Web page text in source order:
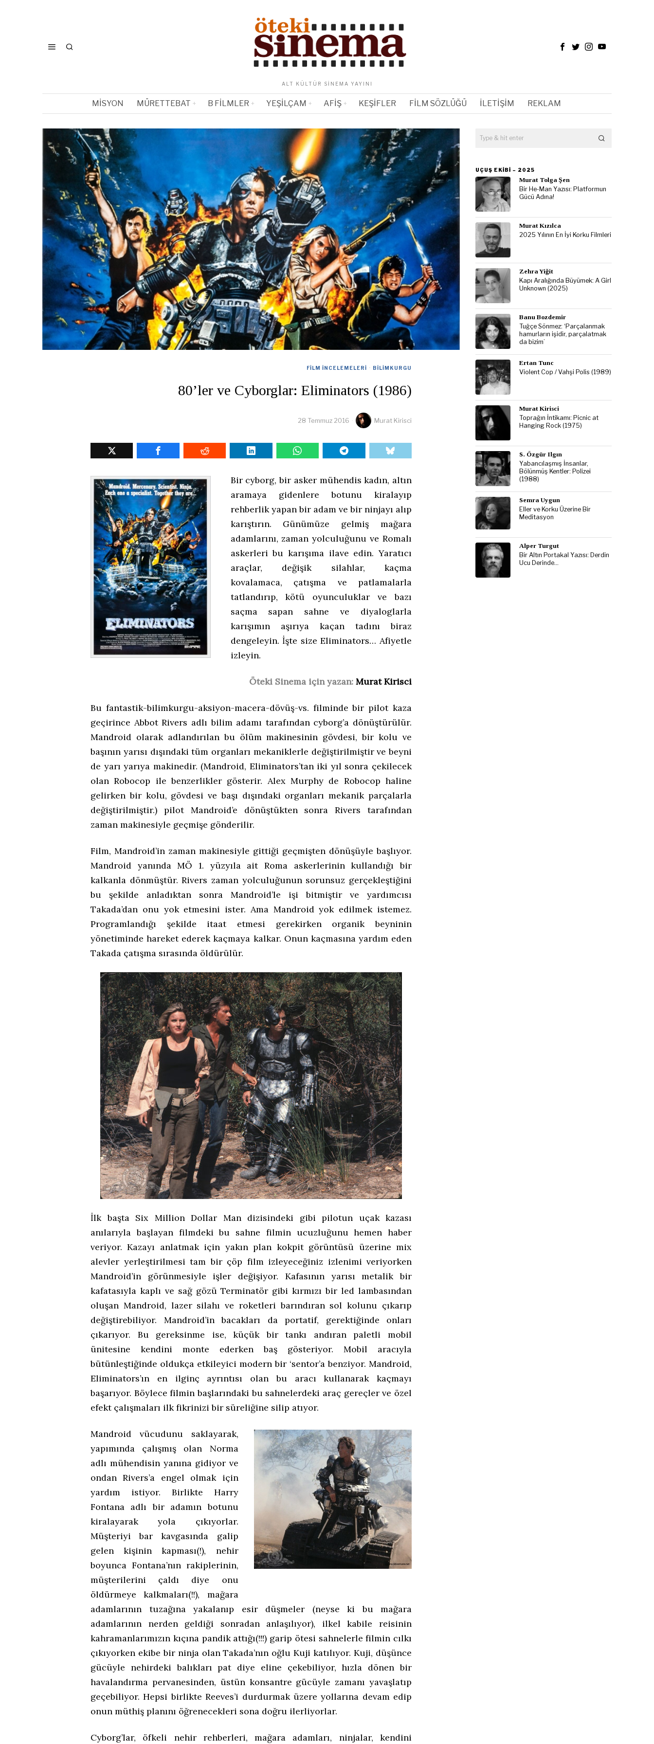
ALT KÜLTÜR SINEMA YAYINI
MISYON MÜRETTEBAT B FILMLER YEŞILÇAM AFIŞ KEŞIFLER FILM SÖZLÜĞÜ İLETIŞIM REKLAM
FILM İNCELEMELERI · BILIMKURGU
80’ler ve Cyborglar: Eliminators (1986)
28 Temmuz 2016 Murat Kirisci
Bir cyborg, bir asker mühendis kadın, altın
aramaya gidenlere botunu kiralayıp
rehberlik yapan bir adam ve bir ninjayı alıp
karıştırın. Günümüze gelmiş mağara
adamlarını, zaman yolculuğunu ve Romalı
askerleri bu karışıma ilave edin. Yaratıcı
araçlar, değişik silahlar, kaçma
kovalamaca, çatışma ve patlamalarla
tatlandırıp, kötü oyunculuklar ve bazı
saçma sapan sahne ve diyaloglarla
karışımın aşırıya kaçan tadını biraz
dengeleyin. İşte size Eliminators… Afiyetle
izleyin.
Öteki Sinema için yazan: Murat Kirisci
Bu fantastik-bilimkurgu-aksiyon-macera-dövüş-vs. filminde bir pilot kaza
geçirince Abbot Rivers adlı bilim adamı tarafından cyborg’a dönüştürülür.
Mandroid olarak adlandırılan bu ölüm makinesinin gövdesi, bir kolu ve
başının yarısı dışındaki tüm organları mekaniklerle değiştirilmiştir ve beyni
de yarı yarıya makinedir. (Mandroid, Eliminators’tan iki yıl sonra çekilecek
olan Robocop ile benzerlikler gösterir. Alex Murphy de Robocop haline
gelirken bir kolu, gövdesi ve başı dışındaki organları mekanik parçalarla
değiştirilmiştir.) pilot Mandroid’e dönüştükten sonra Rivers tarafından
zaman makinesiyle geçmişe gönderilir.
Film, Mandroid’in zaman makinesiyle gittiği geçmişten dönüşüyle başlıyor.
Mandroid yanında MÖ 1. yüzyıla ait Roma askerlerinin kullandığı bir
kalkanla dönmüştür. Rivers zaman yolculuğunun sorunsuz gerçekleştiğini
bu şekilde anladıktan sonra Mandroid’le işi bitmiştir ve yardımcısı
Takada’dan onu yok etmesini ister. Ama Mandroid yok edilmek istemez.
Programlandığı şekilde itaat etmesi gerekirken organik beyninin
yönetiminde hareket ederek kaçmaya kalkar. Onun kaçmasına yardım eden
Takada çatışma sırasında öldürülür.
İlk başta Six Million Dollar Man dizisindeki gibi pilotun uçak kazası
anılarıyla başlayan filmdeki bu sahne filmin ucuzluğunu hemen haber
veriyor. Kazayı anlatmak için yakın plan kokpit görüntüsü üzerine mix
alevler yerleştirilmesi tam bir çöp film izleyeceğiniz izlenimi veriyorken
Mandroid’in görünmesiyle işler değişiyor. Kafasının yarısı metalik bir
kafatasıyla kaplı ve sağ gözü Terminatör gibi kırmızı bir led lambasından
oluşan Mandroid, lazer silahı ve roketleri barındıran sol kolunu çıkarıp
değiştirebiliyor. Mandroid’in bacakları da portatif, gerektiğinde onları
çıkarıyor. Bu gereksinme ise, küçük bir tankı andıran paletli mobil
ünitesine kendini monte ederken baş gösteriyor. Mobil aracıyla
bütünleştiğinde oldukça etkileyici modern bir ‘sentor’a benziyor. Mandroid,
Eliminators’ın en ilginç ayrıntısı olan bu aracı kullanarak kaçmayı
başarıyor. Böylece filmin başlarındaki bu sahnelerdeki araç gereçler ve özel
efekt çalışmaları ilk fikrinizi bir süreliğine silip atıyor.
Mandroid vücudunu saklayarak,
yapımında çalışmış olan Norma
adlı mühendisin yanına gidiyor ve
ondan Rivers’a engel olmak için
yardım istiyor. Birlikte Harry
Fontana adlı bir adamın botunu
kiralayarak yola çıkıyorlar.
Müşteriyi bar kavgasında galip
gelen kişinin kapması(!), nehir
boyunca Fontana’nın rakiplerinin,
müşterilerini çaldı diye onu
öldürmeye kalkmaları(!!), mağara
adamlarının tuzağına yakalanıp esir düşmeler (neyse ki bu mağara
adamlarının nerden geldiği sonradan anlaşılıyor), ilkel kabile reisinin
kahramanlarımızın kıçına pandik attığı(!!!) garip ötesi sahnelerle filmin cılkı
çıkıyorken ekibe bir ninja olan Takada’nın oğlu Kuji katılıyor. Kuji, düşünce
gücüyle nehirdeki balıkları pat diye eline çekebiliyor, hızla dönen bir
havalandırma pervanesinden, üstün konsantre gücüyle zamanı yavaşlatıp
geçebiliyor. Hepsi birlikte Reeves’i durdurmak üzere yollarına devam edip
onun müthiş planını öğrenecekleri sona doğru ilerliyorlar.
Cyborg’lar, öfkeli nehir rehberleri, mağara adamları, ninjalar, kendini
UÇUŞ EKIBI – 2025
Murat Tolga Şen
Bir He-Man Yazısı: Platformun
Gücü Adına!
Murat Kızılca
2025 Yılının En İyi Korku Filmleri
Zehra Yiğit
Kapı Aralığında Büyümek: A Girl
Unknown (2025)
Banu Bozdemir
Tuğçe Sönmez: ‘Parçalanmak
hamurların işidir, parçalatmak
da bizim’
Ertan Tunc
Violent Cop / Vahşi Polis (1989)
Murat Kirisci
Toprağın İntikamı: Picnic at
Hanging Rock (1975)
S. Özgür Ilgın
Yabancılaşmış İnsanlar,
Bölünmüş Kentler: Polizei
(1988)
Semra Uygun
Eller ve Korku Üzerine Bir
Meditasyon
Alper Turgut
Bir Altın Portakal Yazısı: Derdin
Ucu Derinde…